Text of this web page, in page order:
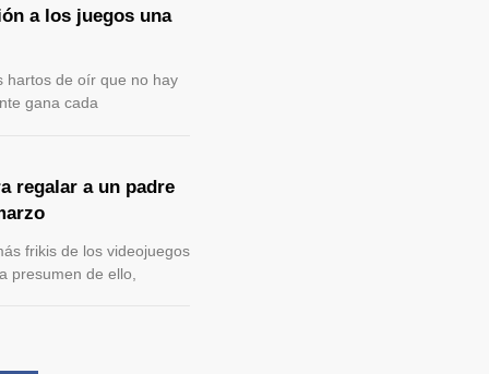
a los juegos una
hartos de oír que no hay
gana cada
regalar a un padre
frikis de los videojuegos
presumen de ello,